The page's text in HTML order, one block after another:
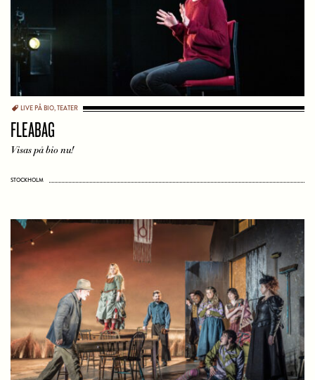
LIVE PÅ BIO,TEATER
FLEABAG
Visas på bio nu!
STOCKHOLM